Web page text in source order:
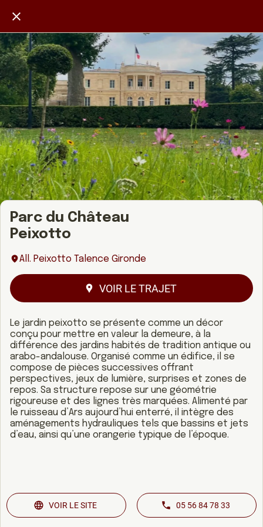
Parc du Château
Peixotto
All. Peixotto Talence Gironde
VOIR LE TRAJET
Le jardin peixotto se présente comme un décor
conçu pour mettre en valeur la demeure, à la
différence des jardins habités de tradition antique ou
arabo-andalouse. Organisé comme un édifice, il se
compose de pièces successives offrant
perspectives, jeux de lumière, surprises et zones de
repos. Sa structure repose sur une géométrie
rigoureuse et des lignes très marquées. Alimenté par
le ruisseau d’Ars aujourd’hui enterré, il intègre des
aménagements hydrauliques tels que bassins et jets
d’eau, ainsi qu’une orangerie typique de l’époque.
VOIR LE SITE 05 56 84 78 33